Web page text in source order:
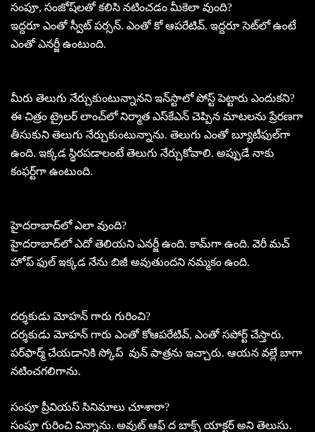
సంపూ, సంజోష్‌లతో కలిసి నటించడం మీకెలా వుంది?
ఇద్దరూ ఎంతో స్వీట్‌ పర్సన్‌. ఎంతో కో ఆపరేటివ్‌. ఇద్దరూ సెట్‌లో ఉంటే
ఎంతో ఎనర్జీ ఉంటుంది.
మీరు తెలుగు నేర్చుకుంటున్నానని ఇన్‌స్టాలో పోస్ట్‌ పెట్టారు ఎందుకని?
ఈ చిత్రం ట్రైలర్‌ లాంచ్‌లో నిర్మాత ఎస్‌కేఎన్‌ చెప్పిన మాటలను ప్రేరణగా
తీసుకుని తెలుగు నేర్చుకుంటున్నాను. తెలుగు ఎంతో బ్యూటీఫుల్‌గా
ఉంది. ఇక్కడ స్థిరపడాలంటే తెలుగు నేర్చుకోవాలి. అప్పుడే నాకు
కంఫర్ట్‌గా ఉంటుంది.
హైదరాబాద్‌లో ఎలా వుంది?
హైదరాబాద్‌లో ఎదో తెలియని ఎనర్జీ ఉంది. కామ్‌గా ఉంది. వెరీ మచ్‌
హోప్‌ ఫుల్‌ ఇక్కడ నేను బిజీ అవుతుందని నమ్మకం ఉంది.
దర్శకుడు మోహన్‌ గారు గురించి?
దర్శకుడు మోహన్‌ గారు ఎంతో కోఆపరేటివ్‌, ఎంతో సపోర్ట్‌ చేస్తారు.
పర్‌ఫార్మ్‌ చేయడానికి స్కోప్‌ వున్ పాత్రను ఇచ్చారు. ఆయన వల్లే బాగా
నటించగలిగాను.
సంపూ ప్రీవియస్‌ సినిమాలు చూశారా?
సంపూ గురించి విన్నాను. అవుట్‌ ఆఫ్‌ ద బాక్స్‌ యాక్టర్‌ అని తెలుసు.